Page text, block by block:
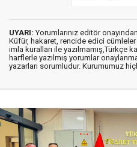
UYARI: Yorumlarınız editör
Küfür, hakaret, rencide edici cümleler
imla kuralları ile yazılmamış,Türkçe
harflerle yazılmış yorumlar
yazarları sorumludur. Kurumumuz